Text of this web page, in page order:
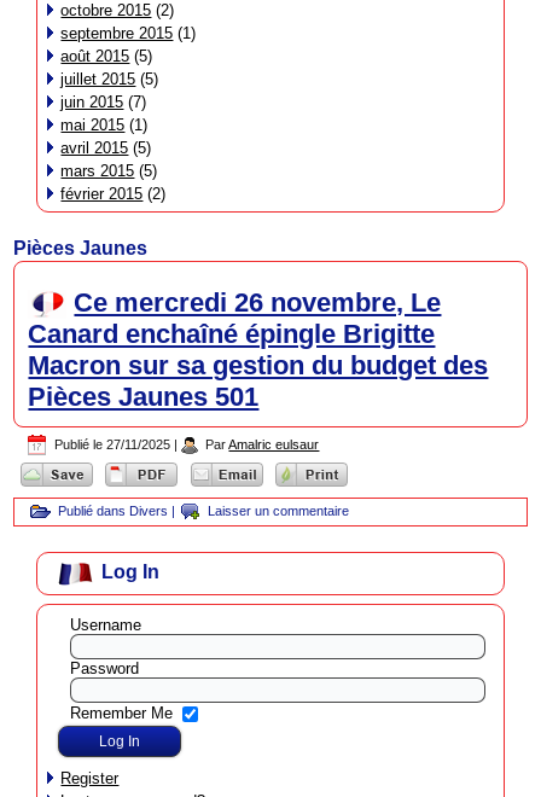
octobre 2015 (2)
septembre 2015 (1)
août 2015 (5)
juillet 2015 (5)
juin 2015 (7)
mai 2015 (1)
avril 2015 (5)
mars 2015 (5)
février 2015 (2)
Pièces Jaunes
Ce mercredi 26 novembre, Le
Canard enchaîné épingle Brigitte
Macron sur sa gestion du budget des
Pièces Jaunes 501
Publié le 27/11/2025 | Par Amalric eulsaur
Publié dans Divers | Laisser un commentaire
Log In
Username
Password
Remember Me
Register